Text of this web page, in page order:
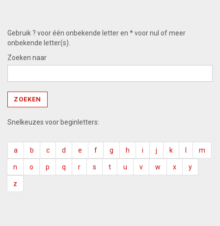
Gebruik ? voor één onbekende letter en * voor nul of meer
onbekende letter(s).
Zoeken naar
Snelkeuzes voor beginletters:
a b c d e f g h i j k m
n o p q r s t u v w x y
z